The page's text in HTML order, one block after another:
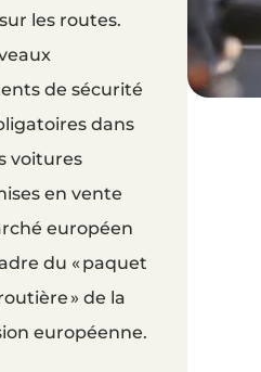
les routes.
de sécurité
dans
voitures
en vente
européen
du « paquet
» de la
européenne.